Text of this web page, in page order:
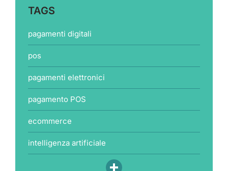
TAGS
pagamenti digitali
pos
pagamenti elettronici
pagamento POS
ecommerce
intelligenza artificiale